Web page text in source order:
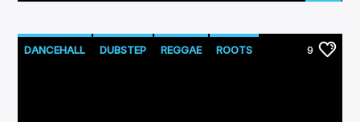
DANCEHALL DUBSTEP REGGAE ROOTS 9